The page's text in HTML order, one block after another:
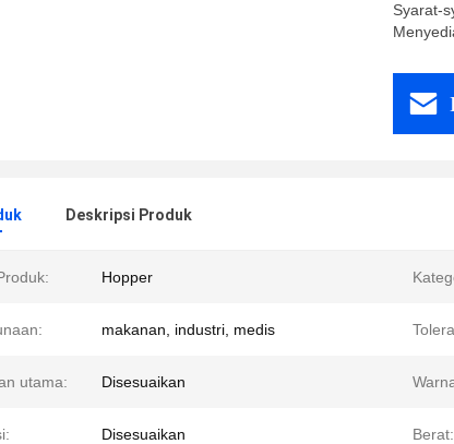
Syarat-
Deskripsi Produk
Hopper
makanan, industri, medis
utama: Disesuaikan
Disesuaikan Berat: